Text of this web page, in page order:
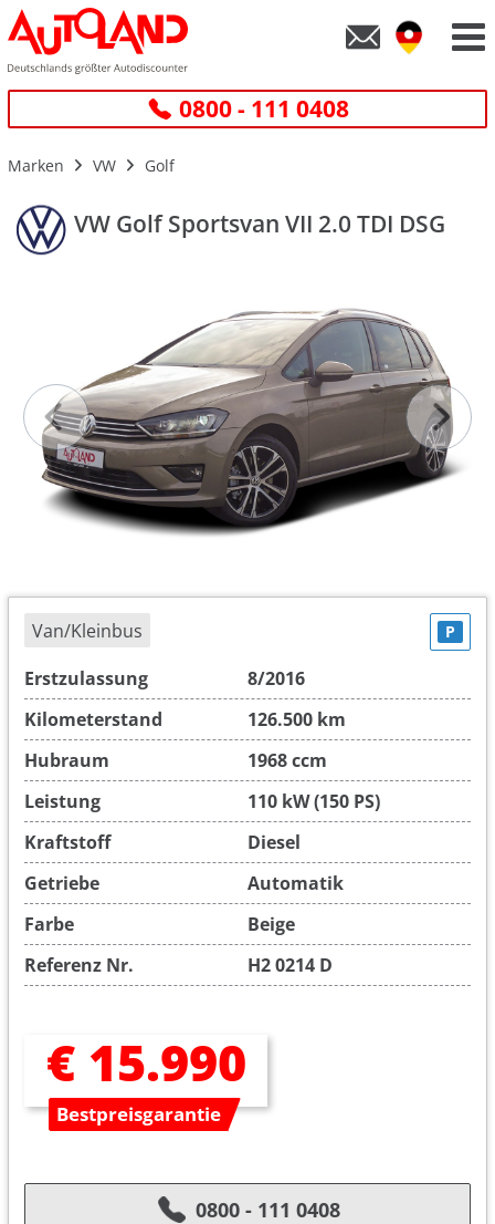
0800 - 111 0408
Marken VW Golf
VW Golf Sportsvan VII 2.0 TDI DSG
Van/Kleinbus P
Erstzulassung
8/2016
Kilometerstand
126.500 km
Hubraum
1968 ccm
Leistung
110 kW (150 PS)
Kraftstoff
Diesel
Getriebe
Automatik
Farbe
Beige
Referenz Nr.
H2 0214 D
€ 15.990
Bestpreisgarantie
0800 - 111 0408